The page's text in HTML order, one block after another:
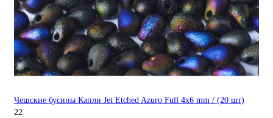
Чешские бусины Капли Jet Etched Azuro Full 4x6 mm / (20 шт)
22